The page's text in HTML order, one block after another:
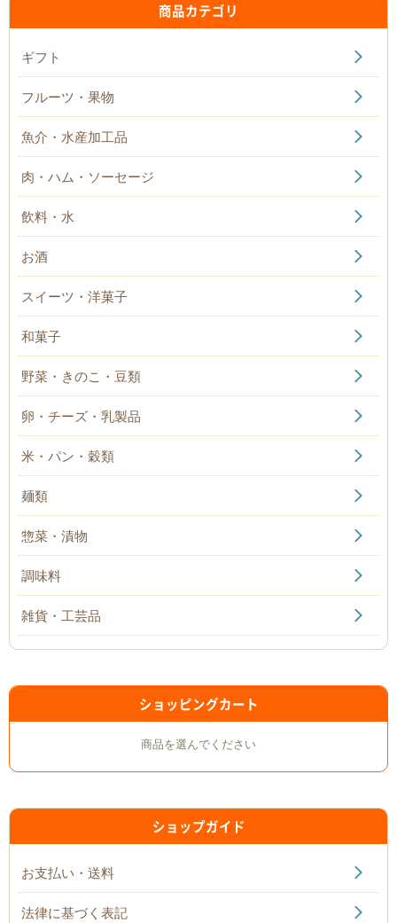
商品カテゴリ
ギフト
フルーツ・果物
魚介・水産加工品
肉・ハム・ソーセージ
飲料・水
お酒
スイーツ・洋菓子
和菓子
野菜・きのこ・豆類
卵・チーズ・乳製品
米・パン・穀類
麺類
惣菜・漬物
調味料
雑貨・工芸品
ショッピングカート
商品を選んでください
ショップガイド
お支払い・送料
法律に基づく表記